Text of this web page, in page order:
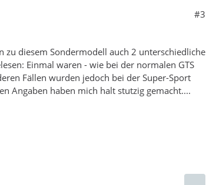
#3
diesem Sondermodell auch 2 unterschiedliche
Einmal waren - wie bei der normalen GTS
Fällen wurden jedoch bei der Super-Sport
Angaben haben mich halt stutzig gemacht....